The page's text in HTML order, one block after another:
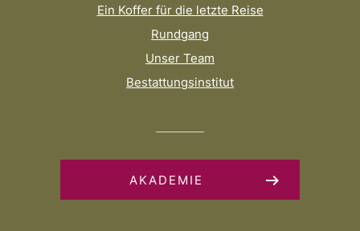
Ein Koffer für die letzte Reise
Rundgang
Unser Team
Bestattungsinstitut
AKADEMIE